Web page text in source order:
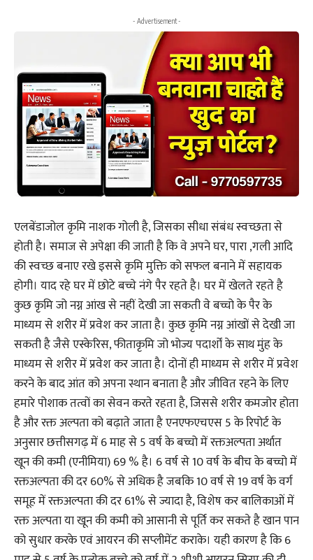
- Advertisement -
एलबेंडाजोल कृमि नाशक गोली है, जिसका सीधा संबंध स्वच्छता से
होती है। समाज से अपेक्षा की जाती है कि वे अपने घर, पारा ,गली आदि
की स्वच्छ बनाए रखे इससे कृमि मुक्ति को सफल बनाने में सहायक
होगी। याद रहे घर में छोटे बच्चे नंगे पैर रहते है। घर में खेलते रहते है
कुछ कृमि जो नग्न आंख से नहीं देखी जा सकती वे बच्चो के पैर के
माध्यम से शरीर में प्रवेश कर जाता है। कुछ कृमि नग्न आंखों से देखी जा
सकती है जैसे एस्केरिस, फीताकृमि जो भोज्य पदार्शों के साथ मुंह के
माध्यम से शरीर में प्रवेश कर जाता है। दोनों ही माध्यम से शरीर में प्रवेश
करने के बाद आंत को अपना स्थान बनाता है और जीवित रहने के लिए
हमारे पोशाक तत्वों का सेवन करते रहता है, जिससे शरीर कमजोर होता
है और रक्त अल्पता को बढ़ाते जाता है एनएफएचएस 5 के रिपोर्ट के
अनुसार छत्तीसगढ़ में 6 माह से 5 वर्ष के बच्चो में रक्तअल्पता अर्थात
खून की कमी (एनीमिया) 69 % है। 6 वर्ष से 10 वर्ष के बीच के बच्चो में
रक्तअल्पता की दर 60% से अधिक है जबकि 10 वर्ष से 19 वर्ष के वर्ग
समूह में रक्तअल्पता की दर 61% से ज्यादा है, विशेष कर बालिकाओं में
रक्त अल्पता या खून की कमी को आसानी से पूर्ति कर सकते है खान पान
को सुधार करके एवं आयरन की सप्लीमेंट कराके। यही कारण है कि 6